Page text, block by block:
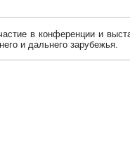
в конференции и
и дальнего зарубежья.